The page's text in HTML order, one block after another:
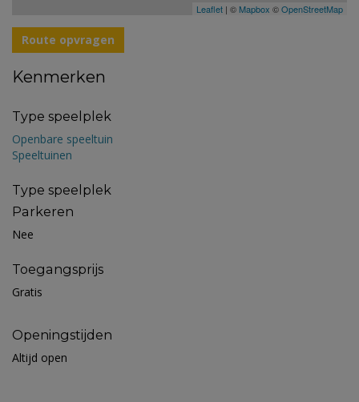
Leaflet | © Mapbox ©OpenStreetMap
Route opvragen
Kenmerken
Type speelplek
Openbare speeltuin
Speeltuinen
Type speelplek
Parkeren
Nee
Toegangsprijs
Gratis
Openingstijden
Altijd open